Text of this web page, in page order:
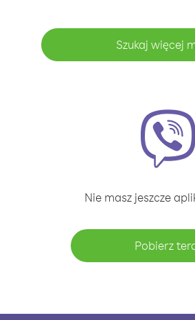
Szukaj więcej
Nie masz jeszcze
Pobierz